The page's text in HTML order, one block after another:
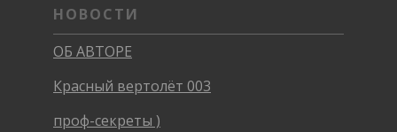
НОВОСТИ
ОБ АВТОРЕ
Красный вертолёт 003
проф-секреты )